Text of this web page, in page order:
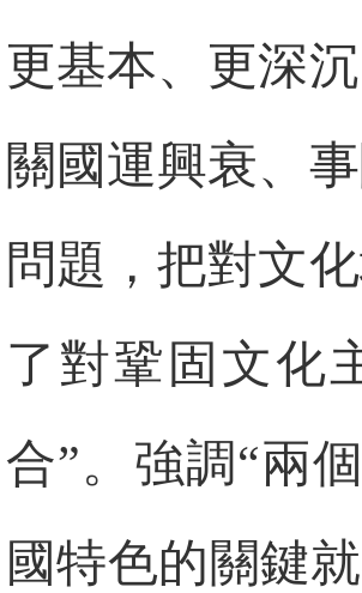
更基本、更深
關國運興衰、
問題，把對文
了對鞏固文化
合”。強調“兩
國特色的關鍵